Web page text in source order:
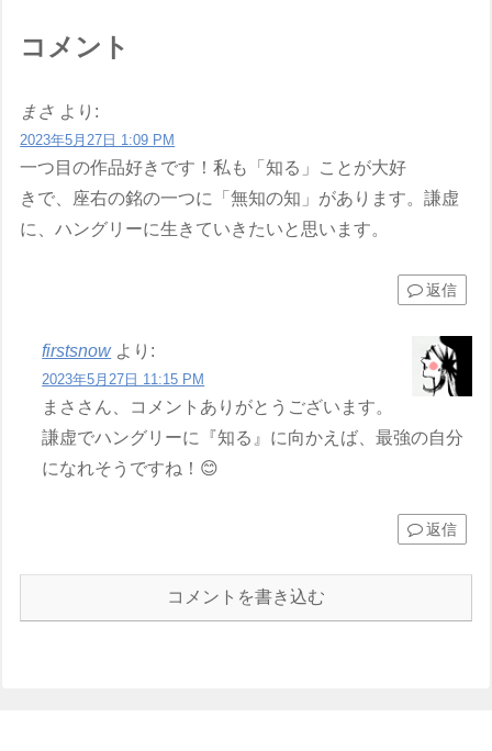
コメント
まさ より:
2023年5月27日 1:09 PM
一つ目の作品好きです！私も「知る」ことが大好
きで、座右の銘の一つに「無知の知」があります。謙虚
に、ハングリーに生きていきたいと思います。
返信
firstsnow より:
2023年5月27日 11:15 PM
まささん、コメントありがとうございます。
謙虚でハングリーに『知る』に向かえば、最強の自分
になれそうですね！😊
返信
コメントを書き込む